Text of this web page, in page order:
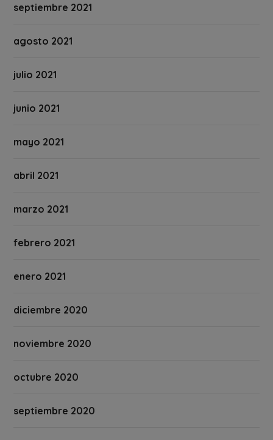
septiembre 2021
agosto 2021
julio 2021
junio 2021
mayo 2021
abril 2021
marzo 2021
febrero 2021
enero 2021
diciembre 2020
noviembre 2020
octubre 2020
septiembre 2020